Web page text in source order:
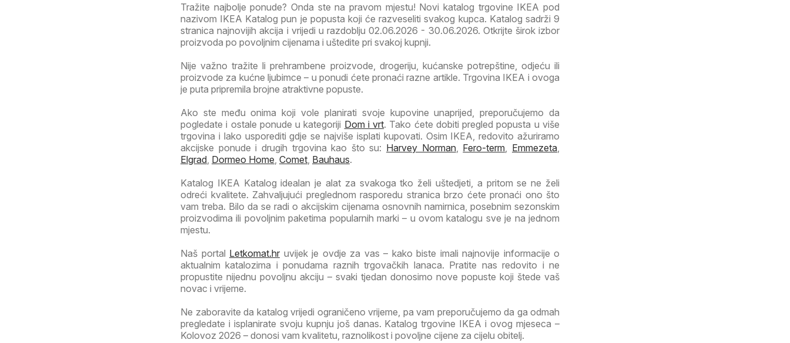
Tražite najbolje ponude? Onda ste na pravom mjestu! Novi katalog trgovine IKEA pod
nazivom IKEA Katalog pun je popusta koji će razveseliti svakog kupca. Katalog sadrži 9
stranica najnovijih akcija i vrijedi u razdoblju 02.06.2026 - 30.06.2026. Otkrijte širok izbor
proizvoda po povoljnim cijenama i uštedite pri svakoj kupnji.
Nije važno tražite li prehrambene proizvode, drogeriju, kućanske potrepštine, odjeću ili
proizvode za kućne ljubimce – u ponudi ćete pronaći razne artikle. Trgovina IKEA i ovoga
je puta pripremila brojne atraktivne popuste.
Ako ste među onima koji vole planirati svoje kupovine unaprijed, preporučujemo da
pogledate i ostale ponude u kategoriji Dom i vrt. Tako ćete dobiti pregled popusta u više
trgovina i lako usporediti gdje se najviše isplati kupovati. Osim IKEA, redovito ažuriramo
akcijske ponude i drugih trgovina kao što su: Harvey Norman, Fero-term Emmezeta
Elgrad Dormeo Home Comet Bauhaus.
Katalog IKEA Katalog idealan je alat za svakoga tko želi uštedjeti, a pritom se ne želi
odreći kvalitete. Zahvaljujući preglednom rasporedu stranica brzo ćete pronaći ono što
vam treba. Bilo da se radi o akcijskim cijenama osnovnih namirnica, posebnim sezonskim
proizvodima ili povoljnim paketima popularnih marki – u ovom katalogu sve je na jednom
mjestu.
Naš portal Letkomat.hr uvijek je ovdje za vas – kako biste imali najnovije informacije o
aktualnim katalozima i ponudama raznih trgovačkih lanaca. Pratite nas redovito i ne
propustite nijednu povoljnu akciju – svaki tjedan donosimo nove popuste koji štede vaš
novac i vrijeme.
Ne zaboravite da katalog vrijedi ograničeno vrijeme, pa vam preporučujemo da ga odmah
pregledate i isplanirate svoju kupnju još danas. Katalog trgovine IKEA i ovog mjeseca –
Kolovoz 2026 – donosi vam kvalitetu, raznolikost i povoljne cijene za cijelu obitelj.